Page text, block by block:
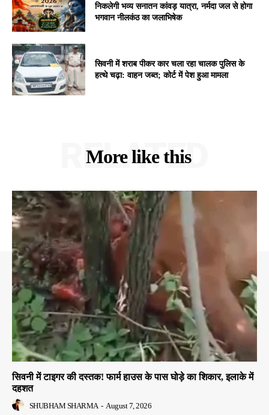
निकलेगी भव्य सनातन कांवड़ यात्रा, नर्मदा जल से होगा
भगवान नीलकंठ का जलाभिषेक
सिवनी में शराब पीकर कार चला रहा चालक पुलिस के
हत्थे चढ़ा: वाहन जब्त; कोर्ट में पेश हुआ मामला
More like this
RELATED
सिवनी में टाइगर की दस्तक! फार्म हाउस के पास घोड़े का शिकार, इलाके में
दहशत
SHUBHAM SHARMA - August 7, 2026